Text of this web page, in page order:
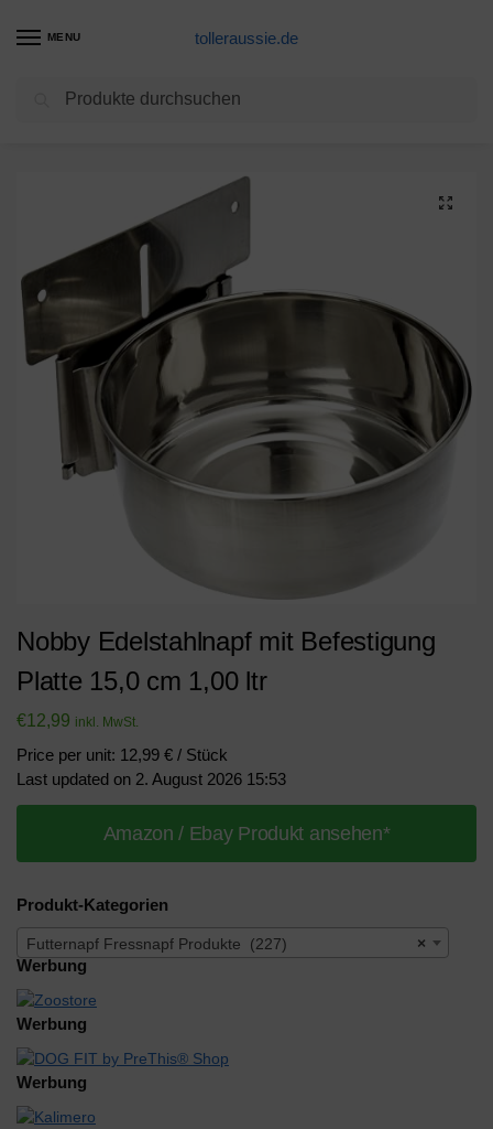
MENU tolleraussie.de
Futternapf Fressnapf Produkte
Nobby Edelstahlnapf mit Befestigung
Platte 15,0 cm 1,00 ltr
€12,99 inkl. MwSt.
Price per unit: 12,99 € / Stück
Last updated on 2. August 2026 15:53
Amazon / Ebay Produkt ansehen*
Produkt-Kategorien
×
Futternapf Fressnapf Produkte (227)
Werbung
Werbung
Werbung